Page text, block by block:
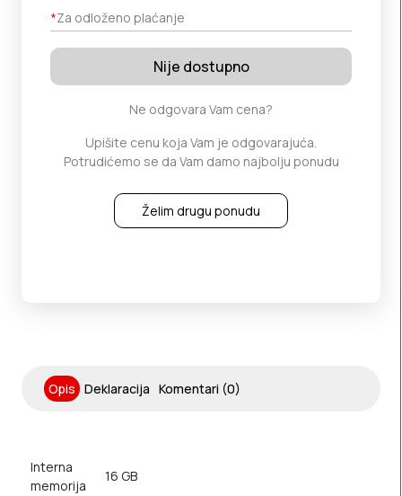
*Za odloženo plaćanje
Nije dostupno
Ne odgovara Vam cena?
Upišite cenu koja Vam je odgovarajuća.
Potrudićemo se da Vam damo najbolju ponudu
Želim drugu ponudu
Opis Deklaracija Komentari (0)
Interna
memorija
16 GB